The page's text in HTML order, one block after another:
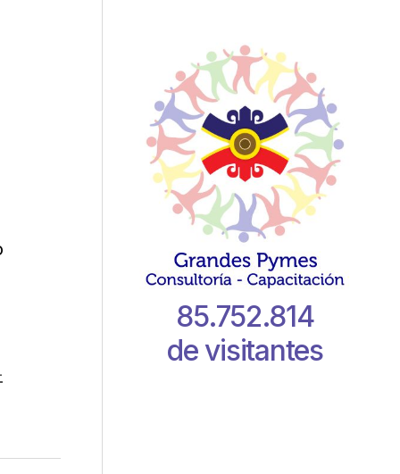
85.752.814
de visitantes